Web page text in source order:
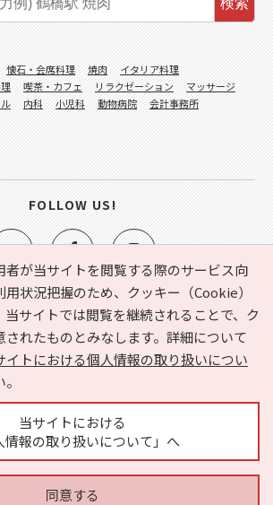
者が当サイトを閲覧する際のサービス向
用状況把握のため、クッキー（Cookie）
サイトでは閲覧を継続されることで、ク
されたものとみなします。詳細について
イトにおける個人情報の取り扱いについ
当サイトにおける
情報の取り扱いについて」へ
同意する
ビタ）とは？ お気に入り
ヘルプ
情報の取り扱いについて
運営会社
広告掲載に関するお問い合わせ
懐石・会席料理 焼肉
イタリア料理
喫茶・カフェ リラクゼーション
マッサージ
内科 小児科 動物病院
会計事務所
FOLLOW US!